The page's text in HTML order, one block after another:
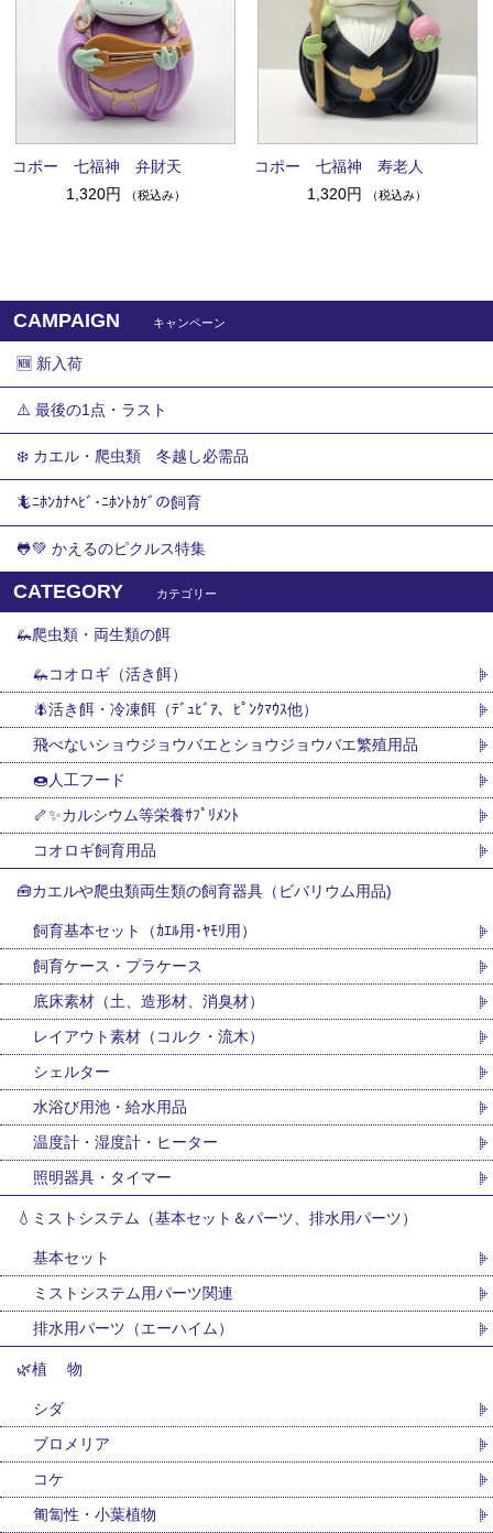
コポー 七福神 弁財天
1,320円
（税込み）
コポー 七福神 寿老人
1,320円
（税込み）
CAMPAIGN キャンペーン
🆕 新入荷
⚠️ 最後の1点・ラスト
❄️ カエル・爬虫類 冬越し必需品
🦎ﾆﾎﾝｶﾅﾍﾋﾞ･ﾆﾎﾝﾄｶｹﾞの飼育
🐸💚 かえるのピクルス特集
CATEGORY カテゴリー
🦗爬虫類・両生類の餌
🦗コオロギ（活き餌）
🪰活き餌・冷凍餌（ﾃﾞｭﾋﾞｱ、ﾋﾟﾝｸﾏｳｽ他）
飛べないショウジョウバエとショウジョウバエ繁殖用品
🍩人工フード
🦴✨カルシウム等栄養ｻﾌﾟﾘﾒﾝﾄ
コオロギ飼育用品
🧰カエルや爬虫類両生類の飼育器具（ビバリウム用品)
飼育基本セット（ｶｴﾙ用･ﾔﾓﾘ用）
飼育ケース・プラケース
底床素材（土、造形材、消臭材）
レイアウト素材（コルク・流木）
シェルター
水浴び用池・給水用品
温度計・湿度計・ヒーター
照明器具・タイマー
💧ミストシステム（基本セット＆パーツ、排水用パーツ）
基本セット
ミストシステム用パーツ関連
排水用パーツ（エーハイム）
🌿植 物
シダ
ブロメリア
コケ
匍匐性・小葉植物